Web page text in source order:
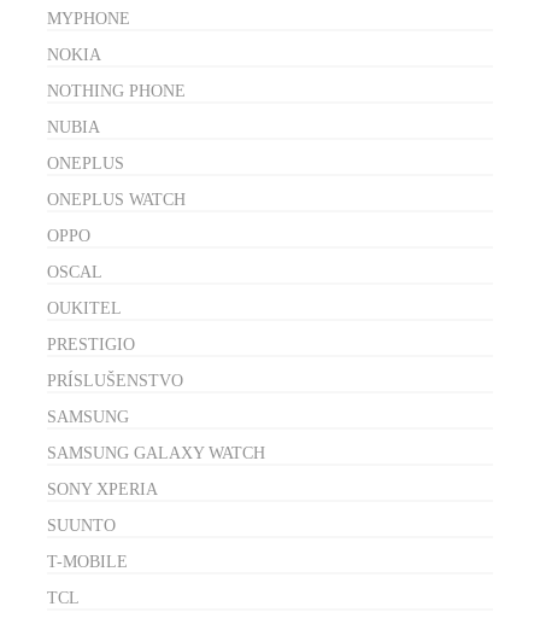
MYPHONE
NOKIA
NOTHING PHONE
NUBIA
ONEPLUS
ONEPLUS WATCH
OPPO
OSCAL
OUKITEL
PRESTIGIO
PRÍSLUŠENSTVO
SAMSUNG
SAMSUNG GALAXY WATCH
SONY XPERIA
SUUNTO
T-MOBILE
TCL